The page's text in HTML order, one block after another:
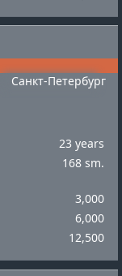
Санкт-Петербург
23 years
168 sm.
3,000
6,000
12,500